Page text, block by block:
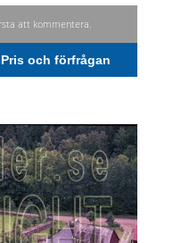
att kommentera.
Pris och förfrågan